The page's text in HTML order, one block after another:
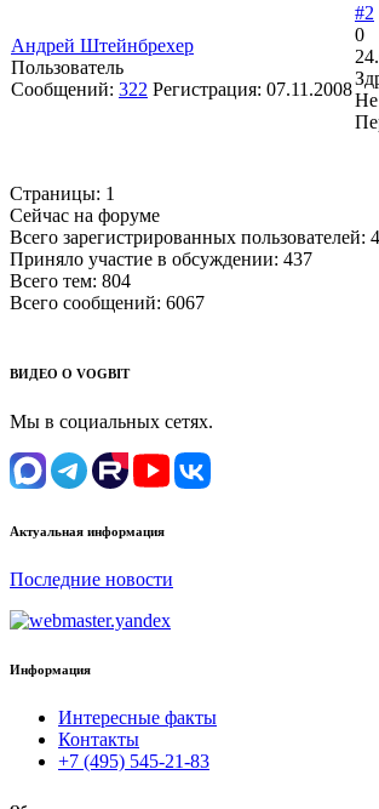
Андрей Штейнбрехер
Пользователь
Сообщений: 322 Регистрация: 07.11.2008
#2
0
Не
Страницы: 1
Сейчас на форуме
Всего зарегистрированных пользователей:
Приняло участие в обсуждении: 437
Всего тем: 804
Всего сообщений: 6067
ВИДЕО О VOGBIT
Мы в социальных сетях.
Актуальная информация
Последние новости
Информация
Интересные факты
Контакты
+7 (495) 545-21-83